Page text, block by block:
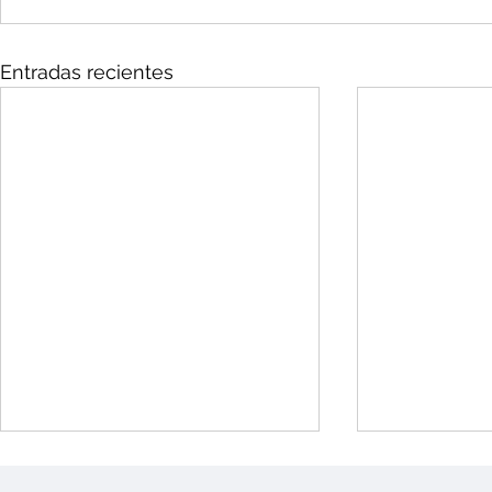
Entradas recientes